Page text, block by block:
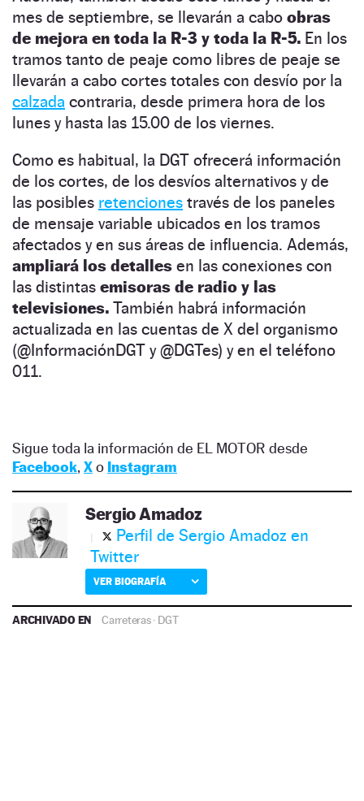
mes de septiembre, se llevarán a cabo obras
de mejora en toda la R-3 y toda la R-5. En los
tramos tanto de peaje como libres de peaje se
llevarán a cabo cortes totales con desvío por la
calzada contraria, desde primera hora de los
lunes y hasta las 15.00 de los viernes.
Como es habitual, la DGT ofrecerá información
de los cortes, de los desvíos alternativos y de
las posibles retenciones través de los paneles
de mensaje variable ubicados en los tramos
afectados y en sus áreas de influencia. Además,
ampliará los detalles en las conexiones con
las distintas emisoras de radio y las
televisiones. También habrá información
actualizada en las cuentas de X del organismo
(@InformaciónDGT y @DGTes) y en el teléfono
011.
Sigue toda la información de EL MOTOR desde
Facebook, Xo Instagram
Sergio Amadoz
Perfil de Sergio Amadoz en
Twitter
VER BIOGRAFÍA
ARCHIVADO EN Carreteras· DGT